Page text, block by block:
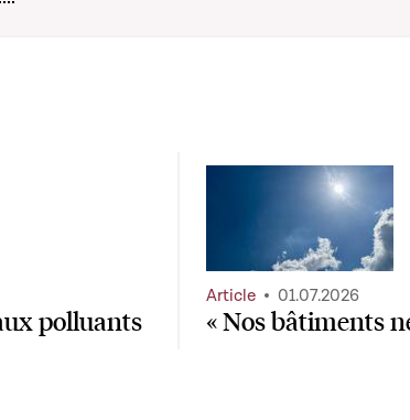
polluants
« Nos bâtiments
Article 01.07.2026